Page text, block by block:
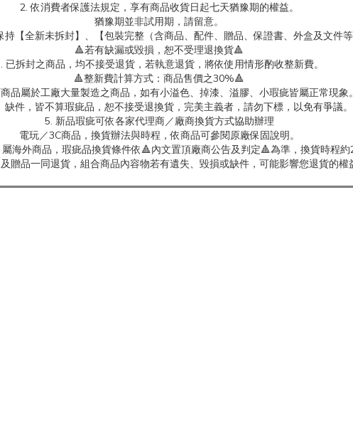
2. 依消費者保護法規定，享有商品收貨日起七天猶豫期的權益。
猶豫期並非試用期，請留意。
持【全新未拆封】、【包裝完整（含商品、配件、贈品、保證書、外盒及文件等
🔺若有缺漏或毀損，恕不受理退換貨🔺
已拆封之商品，均不接受退貨，若執意退貨，將依使用情形酌收整新費。
🔺整新費計算方式：商品售價之30%🔺
品屬於工廠大量製造之商品，如有小溢色、掉漆、溢膠、小瑕疵皆屬正常現象。
缺件，皆不算瑕疵品，恕不接受退換貨，完美主義者，請勿下標，以免有爭議。
5. 新品瑕疵可依各家代理商／廠商換貨方式協助辦理
電玩／3C商品，換貨辦法與時程，依商品可參閱原廠保固說明。
海外商品，瑕疵品換貨條件依🔺內文置頂廠商公告及判定🔺為準，換貨時程約
品一同退貨，組合商品內容物若有遺失、毀損或缺件，可能影響您退貨的權